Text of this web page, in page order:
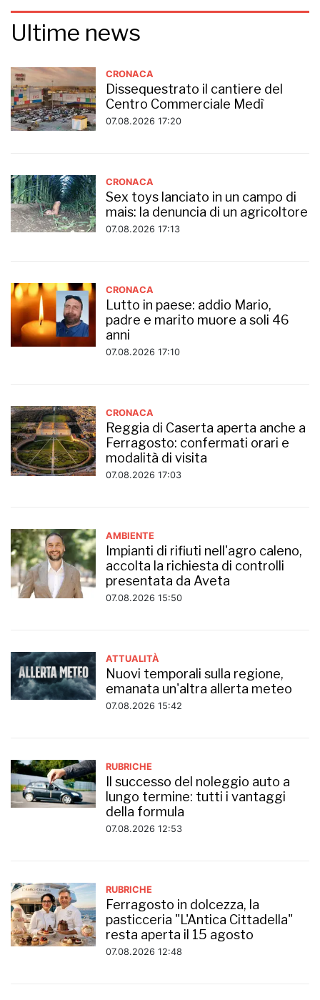
Ultime news
CRONACA
Dissequestrato il cantiere del
Centro Commerciale Medì
07.08.2026 17:20
CRONACA
Sex toys lanciato in un campo di
mais: la denuncia di un agricoltore
07.08.2026 17:13
CRONACA
Lutto in paese: addio Mario,
padre e marito muore a soli 46
anni
07.08.2026 17:10
CRONACA
Reggia di Caserta aperta anche a
Ferragosto: confermati orari e
modalità di visita
07.08.2026 17:03
AMBIENTE
Impianti di rifiuti nell'agro caleno,
accolta la richiesta di controlli
presentata da Aveta
07.08.2026 15:50
ATTUALITÀ
Nuovi temporali sulla regione,
emanata un'altra allerta meteo
07.08.2026 15:42
RUBRICHE
Il successo del noleggio auto a
lungo termine: tutti i vantaggi
della formula
07.08.2026 12:53
RUBRICHE
Ferragosto in dolcezza, la
pasticceria "L'Antica Cittadella"
resta aperta il 15 agosto
07.08.2026 12:48